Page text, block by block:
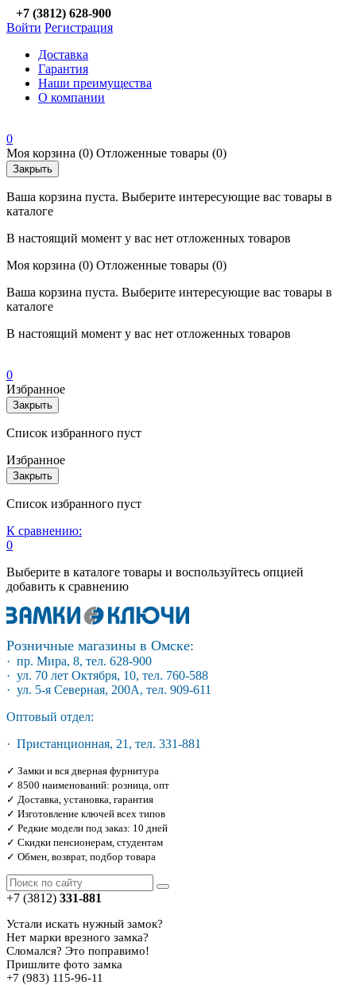
+7 (3812) 628-900
Войти Регистрация
Доставка
Гарантия
Наши преимущества
О компании
0
Моя корзина (0) Отложенные товары (0)
Закрыть
Ваша корзина пуста. Выберите интересующие вас товары в
каталоге
В настоящий момент у вас нет отложенных товаров
Моя корзина (0) Отложенные товары (0)
Ваша корзина пуста. Выберите интересующие вас товары в
каталоге
В настоящий момент у вас нет отложенных товаров
0
Избранное
Закрыть
Список избранного пуст
Избранное
Закрыть
Список избранного пуст
К сравнению:
0
Выберите в каталоге товары и воспользуйтесь опцией
добавить к сравнению
Розничные магазины в Омске:
· пр. Мира, 8, тел. 628-900
· ул. 70 лет Октября, 10, тел. 760-588
· ул. 5-я Северная, 200А, тел. 909-611
Оптовый отдел:
· Пристанционная, 21, тел. 331-881
✓ Замки и вся дверная фурнитура
✓ 8500 наименований: розница, опт
✓ Доставка, установка, гарантия
✓ Изготовление ключей всех типов
✓ Редкие модели под заказ: 10 дней
✓ Скидки пенсионерам, студентам
✓ Обмен, возврат, подбор товара
+7 (3812) 331-881
Устали искать нужный замок?
Нет марки врезного замка?
Сломался? Это поправимо!
Пришлите фото замка
+7 (983) 115-96-11